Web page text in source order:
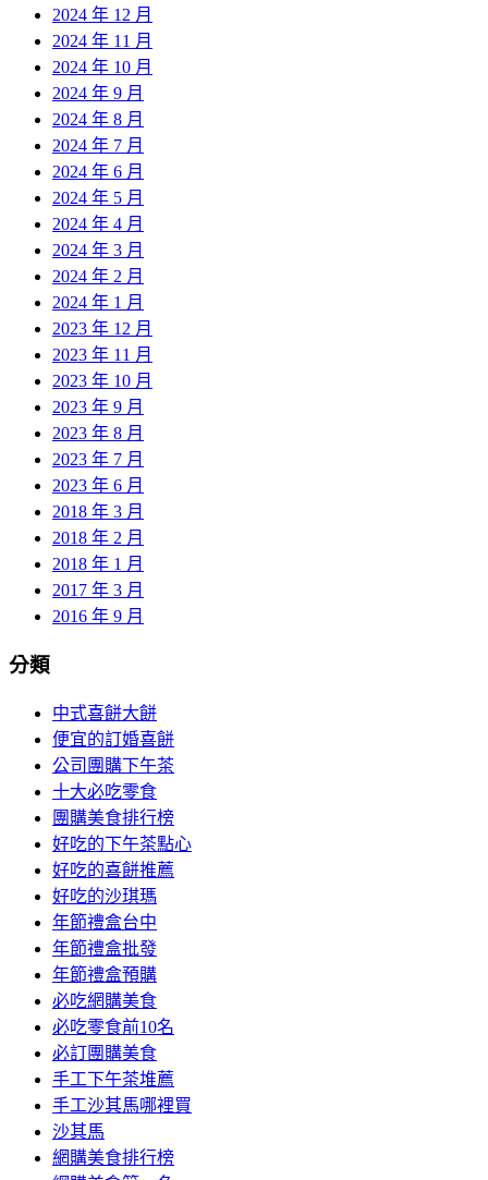
2024 年 12 月
2024 年 11 月
2024 年 10 月
2024 年 9 月
2024 年 8 月
2024 年 7 月
2024 年 6 月
2024 年 5 月
2024 年 4 月
2024 年 3 月
2024 年 2 月
2024 年 1 月
2023 年 12 月
2023 年 11 月
2023 年 10 月
2023 年 9 月
2023 年 8 月
2023 年 7 月
2023 年 6 月
2018 年 3 月
2018 年 2 月
2018 年 1 月
2017 年 3 月
2016 年 9 月
分類
中式喜餅大餅
便宜的訂婚喜餅
公司團購下午茶
十大必吃零食
團購美食排行榜
好吃的下午茶點心
好吃的喜餅推薦
好吃的沙琪瑪
年節禮盒台中
年節禮盒批發
年節禮盒預購
必吃網購美食
必吃零食前10名
必訂團購美食
手工下午茶堆薦
手工沙其馬哪裡買
沙其馬
網購美食排行榜